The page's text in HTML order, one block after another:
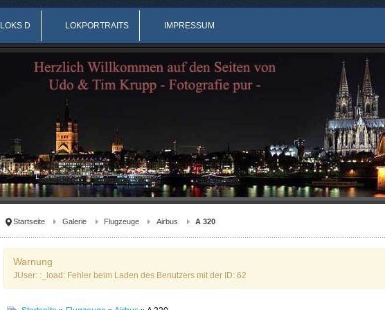
LOKS D LOKPORTRAITS IMPRESSUM
Startseite Galerie Flugzeuge Airbus A 320
Warnung
JUser: :_load: Fehler beim Laden des Benutzers mit der ID: 62